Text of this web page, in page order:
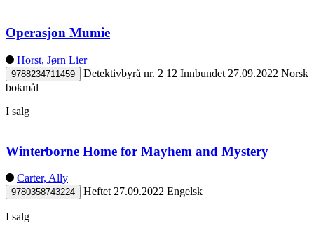
Operasjon Mumie
Horst, Jørn Lier
9788234711459 Detektivbyrå nr. 2 12 Innbundet 27.09.2022 Norsk
bokmål
I salg
Winterborne Home for Mayhem and Mystery
Carter, Ally
9780358743224 Heftet 27.09.2022 Engelsk
I salg